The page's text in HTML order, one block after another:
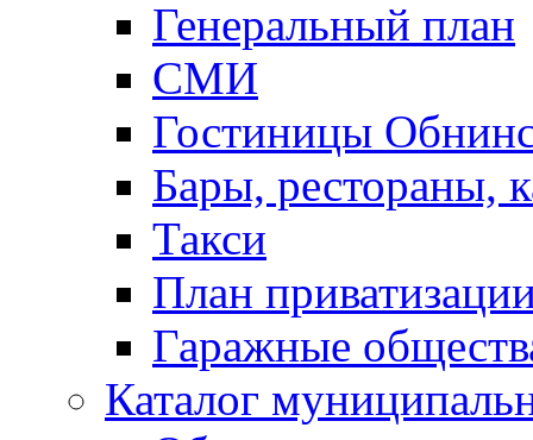
Генеральный план
СМИ
Гостиницы
Бары, рестораны,
Такси
План
Гаражные
Каталог